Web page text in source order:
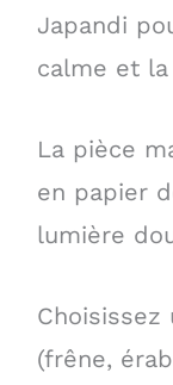
Japandi
calme et la
La pièce
en papier
lumière
(frêne,